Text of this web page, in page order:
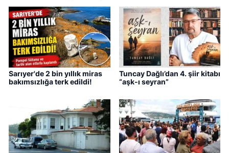
Sarıyer'de 2 bin yıllık miras
bakımsızlığa terk edildi!
Tuncay Dağlı’dan 4. şiir kitabı
“aşk-ı seyran”